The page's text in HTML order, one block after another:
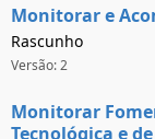
Monitorar e
Rascunho
Versão: 2
Monitorar
Tecnológica e